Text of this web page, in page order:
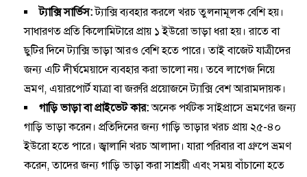
ট্যাক্সি সার্ভিস:ট্যাক্সি ব্যবহার করলে খরচ তুলনামূলক বেশি হয়।
সাধারণত প্রতি কিলোমিটারে প্রায় ১ ইউরো ভাড়া ধরা হয়। রাতে বা
ছুটির দিনে ট্যাক্সি ভাড়া আরও বেশি হতে পারে। তাই বাজেট যাত্রীদের
জন্য এটি দীর্ঘমেয়াদে ব্যবহার করা ভালো নয়। তবে লাগেজ নিয়ে
ভ্রমণ, এয়ারপোর্ট যাত্রা বা জরুরি প্রয়োজনে ট্যাক্সি বেশ আরামদায়ক।
গাড়ি ভাড়া বা প্রাইভেট কার:অনেক পর্যটক সাইপ্রাসে ভ্রমণের জন্য
গাড়ি ভাড়া করেন। প্রতিদিনের জন্য গাড়ি ভাড়ার খরচ প্রায় ২৫-৪০
ইউরো হতে পারে। জ্বালানি খরচ আলাদা। যারা পরিবার বা গ্রুপে ভ্রমণ
করেন, তাদের জন্য গাড়ি ভাড়া করা সাশ্রয়ী এবং সময় বাঁচানো হতে